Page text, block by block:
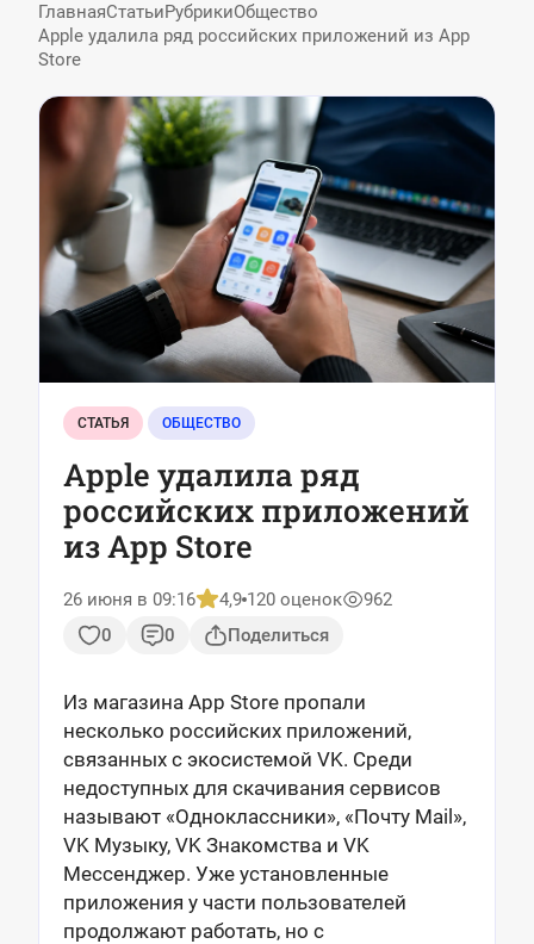
ГлавнаяСтатьиРубрикиОбщество
Apple удалила ряд российских приложений из App
Store
СТАТЬЯ ОБЩЕСТВО
Apple удалила ряд
российских приложений
из App Store
26 июня в 09:16 4,9 120 оценок
962
0
0 Поделиться
Из магазина App Store пропали
несколько российских приложений,
связанных с экосистемой VK. Среди
недоступных для скачивания сервисов
называют «Одноклассники», «Почту Mail»,
VK Музыку, VK Знакомства и VK
Мессенджер. Уже установленные
приложения у части пользователей
продолжают работать, но с